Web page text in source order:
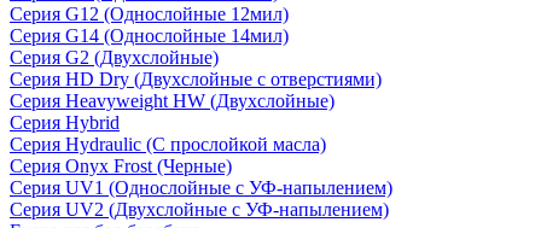
Серия G12 (Однослойные 12мил)
Серия G14 (Однослойные 14мил)
Серия G2 (Двухслойные)
Серия HD Dry (Двухслойные с отверстиями)
Серия Heavyweight HW (Двухслойные)
Серия Hybrid
Серия Hydraulic (С прослойкой масла)
Серия Onyx Frost (Черные)
Серия UV1 (Однослойные с УФ-напылением)
Серия UV2 (Двухслойные с УФ-напылением)